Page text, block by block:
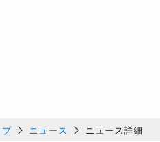
プ ニュース ニュース詳細